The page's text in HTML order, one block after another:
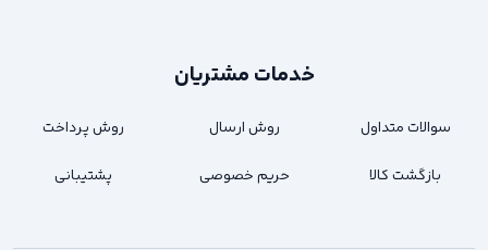
خدمات مشتریان
سوالات متداول روش ارسال
روش پرداخت
بازگشت کالا
حریم خصوصی پشتیبانی